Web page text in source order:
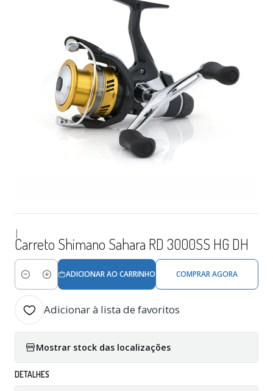
|
Carreto Shimano Sahara RD 3000SS HG DH
Quantidade
ADICIONAR AO CARRINHO COMPRAR AGORA
Adicionar à lista de favoritos
Mostrar stock das localizações
DETALHES